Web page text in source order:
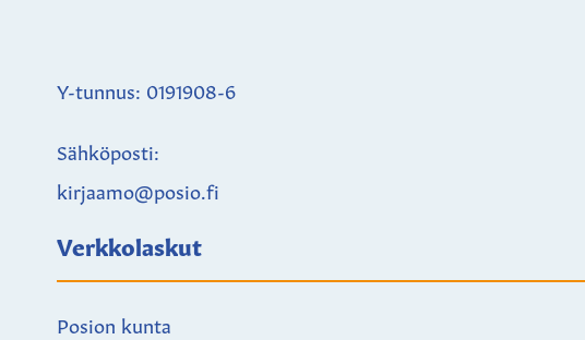
Y-tunnus: 0191908-6
Sähköposti:
kirjaamo@posio.fi
Verkkolaskut
Posion kunta